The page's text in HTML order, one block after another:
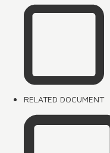
RELATED DOCUMENT